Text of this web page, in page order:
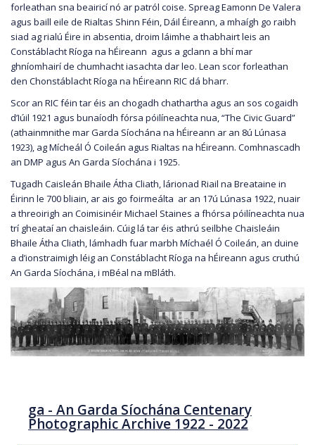
forleathan sna beairicí nó ar patról coise. Spreag Eamonn De Valera
agus baill eile de Rialtas Shinn Féin, Dáil Éireann, a mhaígh go raibh
siad ag rialú Éire in absentia, droim láimhe a thabhairt leis an
Constáblacht Ríoga na hÉireann agus a gclann a bhí mar
ghníomhairí de chumhacht iasachta dar leo. Lean scor forleathan
den Chonstáblacht Ríoga na hÉireann RIC dá bharr.
Scor an RIC féin tar éis an chogadh chathartha agus an sos cogaidh
d’Iúil 1921 agus bunaíodh fórsa póilíneachta nua, “The Civic Guard”
(athainmnithe mar Garda Síochána na hÉireann ar an 8ú Lúnasa
1923), ag Mícheál Ó Coileán agus Rialtas na hÉireann. Comhnascadh
an DMP agus An Garda Síochána i 1925.
Tugadh Caisleán Bhaile Átha Cliath, lárionad Riail na Breataine in
Éirinn le 700 bliain, ar ais go foirmeálta ar an 17ú Lúnasa 1922, nuair
a threoirigh an Coimisinéir Michael Staines a fhórsa póilíneachta nua
trí gheataí an chaisleáin. Cúig lá tar éis athrú seilbhe Chaisleáin
Bhaile Átha Cliath, lámhadh fuar marbh Míchaél Ó Coileán, an duine
a d’ionstraimigh léig an Constáblacht Ríoga na hÉireann agus cruthú
An Garda Síochána, i mBéal na mBláth.
ga - An Garda Síochána Centenary
Photographic Archive 1922 - 2022